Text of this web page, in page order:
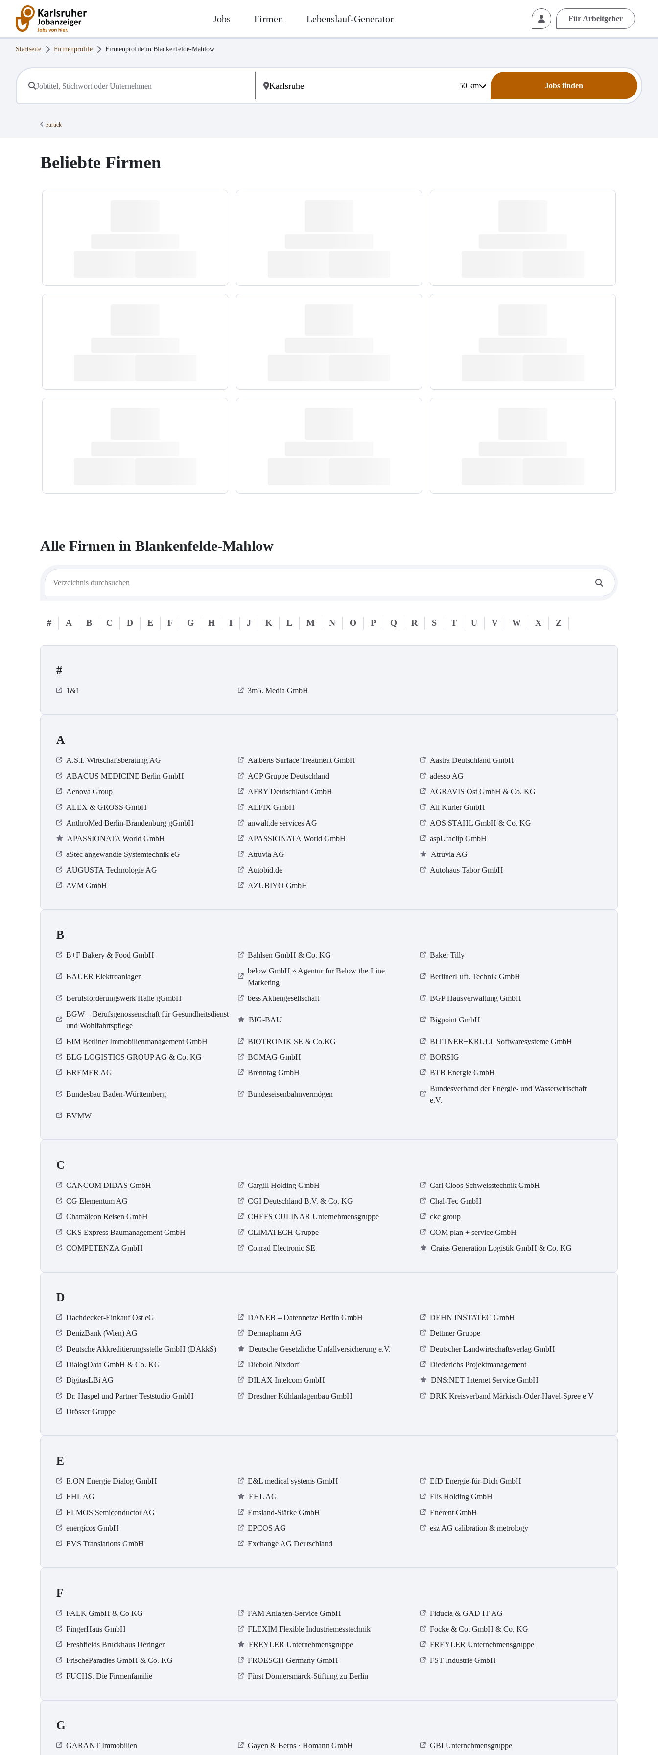
Jobs Firmen Lebenslauf-Generator Für Arbeitgeber
Startseite Firmenprofile Firmenprofile in Blankenfelde-Mahlow
50km Jobs finden
zurück
Beliebte Firmen
Alle Firmen in Blankenfelde-Mahlow
# A B C D E F G H I J K L M N O P Q R S T U V W X Z
#
1&1 3m5. Media GmbH
A
A.S.I. Wirtschaftsberatung AG Aalberts Surface Treatment GmbH
Aastra Deutschland GmbH
ABACUS MEDICINE Berlin GmbH
ACP Gruppe Deutschland
adesso AG
Aenova Group
AFRY Deutschland GmbH
AGRAVIS Ost GmbH & Co. KG
ALEX & GROSS GmbH
ALFIX GmbH
All Kurier GmbH
AnthroMed Berlin-Brandenburg gGmbH
anwalt.de services AG
AOS STAHL GmbH & Co. KG
APASSIONATA World GmbH
APASSIONATA World GmbH
aspUraclip GmbH
aStec angewandte Systemtechnik eG
Atruvia AG
Atruvia AG
AUGUSTA Technologie AG
Autobid.de
Autohaus Tabor GmbH
AVM GmbH
AZUBIYO GmbH
B
B+F Bakery & Food GmbH Bahlsen GmbH & Co. KG Baker Tilly
BAUER Elektroanlagen
below GmbH » Agentur für Below-the-Line
Marketing
BerlinerLuft. Technik GmbH
Berufsförderungswerk Halle gGmbH bess Aktiengesellschaft
BGP Hausverwaltung GmbH
BGW – Berufsgenossenschaft für Gesundheitsdienst
und Wohlfahrtspflege
BIG-BAU Bigpoint GmbH
BIM Berliner Immobilienmanagement GmbH BIOTRONIK SE & Co.KG
BITTNER+KRULL Softwaresysteme GmbH
BLG LOGISTICS GROUP AG & Co. KG
BOMAG GmbH
BORSIG
BREMER AG
Brenntag GmbH BTB Energie GmbH
Bundesbau Baden-Württemberg Bundeseisenbahnvermögen
Bundesverband der Energie- und Wasserwirtschaft
e.V.
BVMW
C
CANCOM DIDAS GmbH Cargill Holding GmbH
Carl Cloos Schweisstechnik GmbH
CG Elementum AG
CGI Deutschland B.V. & Co. KG
Chal-Tec GmbH
Chamäleon Reisen GmbH
CHEFS CULINAR Unternehmensgruppe
ckc group
CKS Express Baumanagement GmbH
CLIMATECH Gruppe
COM plan + service GmbH
COMPETENZA GmbH
Conrad Electronic SE Craiss Generation Logistik GmbH & Co. KG
D
Dachdecker-Einkauf Ost eG DANEB – Datennetze Berlin GmbH
DEHN INSTATEC GmbH
DenizBank (Wien) AG
Dermapharm AG
Dettmer Gruppe
Deutsche Akkreditierungsstelle GmbH (DAkkS)
Deutsche Gesetzliche Unfallversicherung e.V.
Deutscher Landwirtschaftsverlag GmbH
DialogData GmbH & Co. KG
Diebold Nixdorf
Diederichs Projektmanagement
DigitasLBi AG
DILAX Intelcom GmbH
DNS:NET Internet Service GmbH
Dr. Haspel und Partner Teststudio GmbH
Dresdner Kühlanlagenbau GmbH
DRK Kreisverband Märkisch-Oder-Havel-Spree e.V
Drösser Gruppe
E
E.ON Energie Dialog GmbH E&L medical systems GmbH
EfD Energie-für-Dich GmbH
EHL AG
EHL AG
Elis Holding GmbH
ELMOS Semiconductor AG
Emsland-Stärke GmbH
Enerent GmbH
energicos GmbH
EPCOS AG
esz AG calibration & metrology
EVS Translations GmbH
Exchange AG Deutschland
F
FALK GmbH & Co KG FAM Anlagen-Service GmbH
Fiducia & GAD IT AG
FingerHaus GmbH
FLEXIM Flexible Industriemesstechnik
Focke & Co. GmbH & Co. KG
Freshfields Bruckhaus Deringer
FREYLER Unternehmensgruppe
FREYLER Unternehmensgruppe
FrischeParadies GmbH & Co. KG
FROESCH Germany GmbH
FST Industrie GmbH
FUCHS. Die Firmenfamilie
Fürst Donnersmarck-Stiftung zu Berlin
G
GARANT Immobilien Gayen & Berns · Homann GmbH GBI Unternehmensgruppe